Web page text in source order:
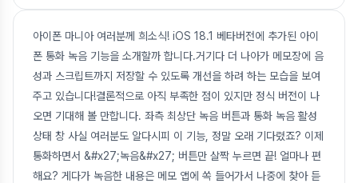
아이폰 마니아 여러분께 희소식! iOS 18.1 베타버전에 추가된 아이
폰 통화 녹음 기능을 소개할까 합니다.거기다 더 나아가 메모장에 음
성과 스크립트까지 저장할 수 있도록 개선을 하려 하는 모습을 보여
주고 있습니다!결론적으로 아직 부족한 점이 있지만 정식 버전이 나
오면 기대해 볼 만합니다. 좌측 최상단 녹음 버튼과 통화 녹음 활성
상태 창 사실 여러분도 알다시피 이 기능, 정말 오래 기다렸죠? 이제
통화하면서 &#x27;녹음&#x27; 버튼만 살짝 누르면 끝! 얼마나 편
해요? 게다가 녹음한 내용은 메모 앱에 쏙 들어가서 나중에 찾아 듣